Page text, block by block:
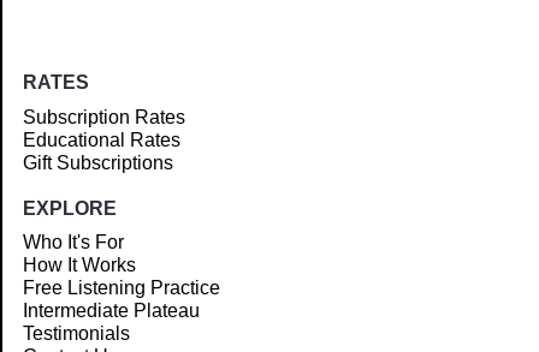
RATES
Subscription Rates
Educational Rates
Gift Subscriptions
EXPLORE
Who It's For
How It Works
Free Listening Practice
Intermediate Plateau
Testimonials